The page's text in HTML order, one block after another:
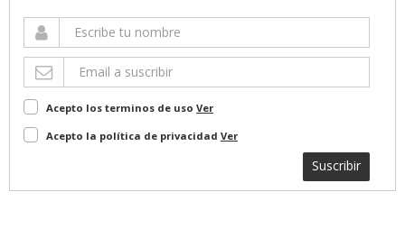
Acepto los terminos de uso Ver
Acepto la política de privacidad Ver
Suscribir